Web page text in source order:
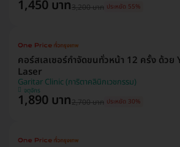
1,450 บาท3,200 บาท ประหยัด 55%
คอร์สเลเซอร์กำจัดขนทั่วหน้า 12 ครั้ง ด้วย
Laser
Garitar Clinic (การิตาคลินิกเวชกรรม)
จตุจักร
1,890 บาท2,700 บาท ประหยัด 30%